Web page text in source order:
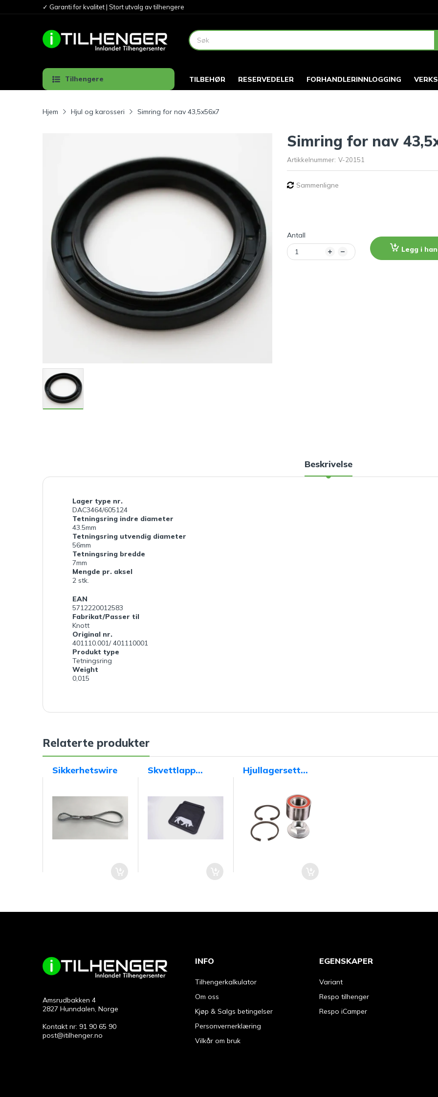
✓ Garanti for kvalitet | Stort utvalg av tilhengere
Tilhengere TILBEHØR RESERVEDELER FORHANDLERINNLOGGING
Hjem Hjul og karosseri Simring for nav 43,5x56x7
Simring for nav
Artikkelnummer: V-20151
Sammenligne
Antall
Legg i
Beskrivelse
Lager type nr.
DAC3464/605124
Tetningsring indre diameter
43.5mm
Tetningsring utvendig diameter
56mm
Tetningsring bredde
7mm
Mengde pr. aksel
2 stk.
EAN
5712220012583
Fabrikat/Passer til
Knott
Original nr.
401110.001/ 401110001
Produkt type
Tetningsring
Weight
0,015
Relaterte produkter
Sikkerhetswire
Skvettlapp
Hjullagersett
original AL-KO
1637/1636G
Amsrudbakken 4
2827 Hunndalen, Norge
Kontakt nr: 91 90 65 90
post@itilhenger.no
INFO
Tilhengerkalkulator
Om oss
Kjøp & Salgs betingelser
Personvernerklæring
Vilkår om bruk
EGENSKAPER
Variant
Respo tilhenger
Respo iCamper